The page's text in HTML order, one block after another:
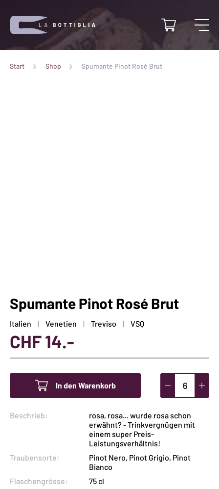
Start Shop Spumante Pinot Rosé Brut
Spumante Pinot Rosé Brut
Italien Venetien Treviso VSQ
CHF14.-
Spumante
Rosé
Brut
In den Warenkorb
Beschrieb:
rosa, rosa... wurde rosa schon
erwähnt? - Trinkvergnügen mit
einem super Preis-
Leistungsverhältnis!
Traubensorte:
Pinot Nero, Pinot Grigio, Pinot
Bianco
Flaschengrösse:
75 cl